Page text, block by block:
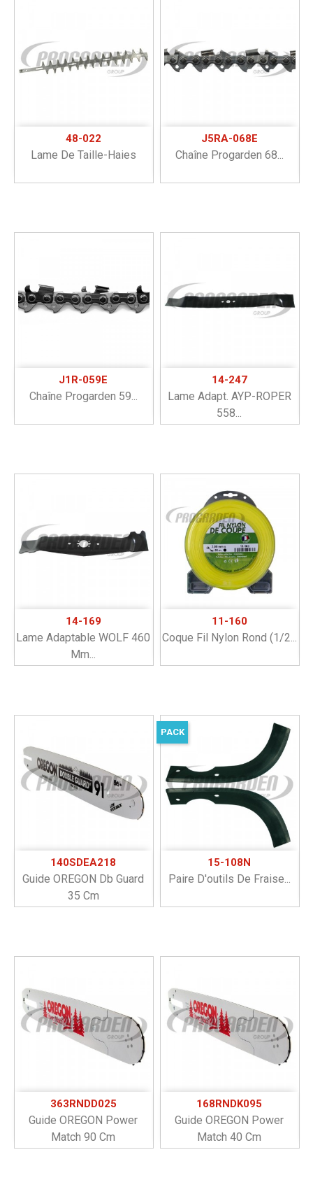
48-022
Lame De Taille-Haies
J5RA-068E
Chaîne Progarden 68...
J1R-059E
Chaîne Progarden 59...
14-247
Lame Adapt. AYP-ROPER
558...
14-169
Lame Adaptable WOLF 460
Mm...
11-160
Coque Fil Nylon Rond (1/2...
140SDEA218
Guide OREGON Db Guard
35 Cm
15-108N
Paire D'outils De Fraise...
PACK
363RNDD025
Guide OREGON Power
Match 90 Cm
168RNDK095
Guide OREGON Power
Match 40 Cm